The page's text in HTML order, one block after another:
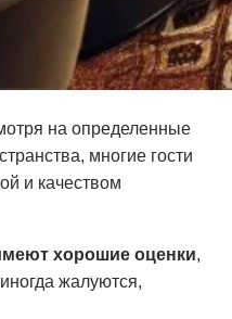
на определенные
многие гости
и качеством
хорошие оценки,
жалуются,